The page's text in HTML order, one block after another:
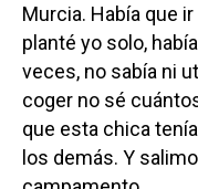
Murcia. Había que
planté yo solo,
veces, no sabía ni
coger no sé
que esta chica
los demás. Y